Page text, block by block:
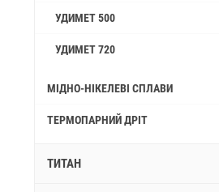
УДИМЕТ 500
УДИМЕТ 720
МІДНО-НІКЕЛЕВІ СПЛАВИ
ТЕРМОПАРНИЙ ДРІТ
ТИТАН